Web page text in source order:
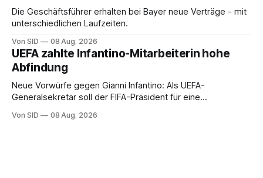
Die Geschäftsführer erhalten bei Bayer neue Verträge - mit
unterschiedlichen Laufzeiten.
Von SID 08 Aug. 2026
UEFA zahlte Infantino-Mitarbeiterin hohe
Abfindung
Neue Vorwürfe gegen Gianni Infantino: Als UEFA-
Generalsekretär soll der FIFA-Präsident für eine
Von SID 08 Aug. 2026